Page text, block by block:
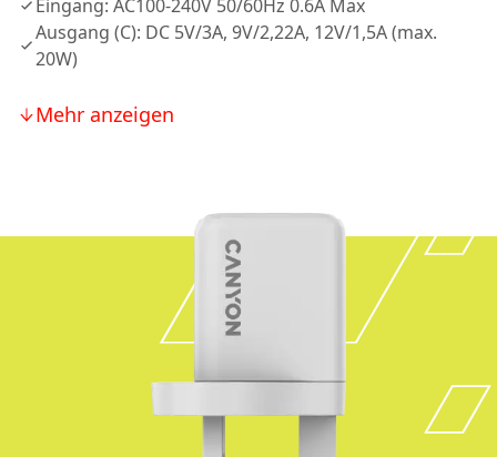
Eingang: AC100-240V 50/60Hz 0.6A Max
Ausgang (C): DC 5V/3A, 9V/2,22A, 12V/1,5A (max.
20W)
Mehr anzeigen